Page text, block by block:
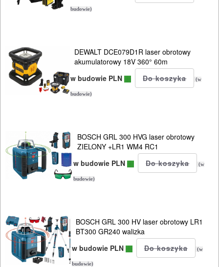
budowie)
DEWALT DCE079D1R laser obrotowy
akumulatorowy 18V 360° 60m
w budowie PLN
(w
budowie)
BOSCH GRL 300 HVG laser obrotowy
ZIELONY +LR1 WM4 RC1
w budowie PLN
(w
budowie)
BOSCH GRL 300 HV laser obrotowy LR1
BT300 GR240 walizka
w budowie PLN
(w
budowie)